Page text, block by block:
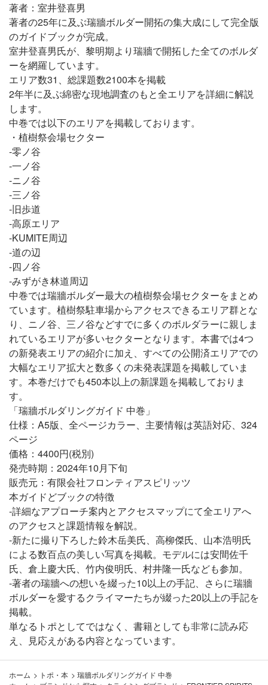
著者：室井登喜男
著者の25年に及ぶ瑞牆ボルダー開拓の集大成にして完全版
のガイドブックが完成。
室井登喜男氏が、黎明期より瑞牆で開拓した全てのボルダ
ーを網羅しています。
エリア数31、総課題数2100本を掲載
2年半に及ぶ綿密な現地調査のもと全エリアを詳細に解説
します。
中巻では以下のエリアを掲載しております。
・植樹祭会場セクター
-零ノ谷
-一ノ谷
-ニノ谷
-三ノ谷
-旧歩道
-高原エリア
-KUMITE周辺
-道の辺
-四ノ谷
-みずがき林道周辺
中巻では瑞牆ボルダー最大の植樹祭会場セクターをまとめ
ています。植樹祭駐車場からアクセスできるエリア群とな
り、ニノ谷、三ノ谷などすでに多くのボルダラーに親しま
れているエリアが多いセクターとなります。本書では4つ
の新発表エリアの紹介に加え、すべての公開済エリアでの
大幅なエリア拡大と数多くの未発表課題を掲載していま
す。本巻だけでも450本以上の新課題を掲載しておりま
す。
「瑞牆ボルダリングガイド 中巻」
仕様：A5版、全ページカラー、主要情報は英語対応、324
ページ
価格：4400円(税別)
発売時期：2024年10月下旬
販売元：有限会社フロンティアスピリッツ
本ガイドどブックの特徴
-詳細なアプローチ案内とアクセスマップにて全エリアへ
のアクセスと課題情報を解説。
-新たに撮り下ろした鈴木岳美氏、高柳傑氏、山本浩明氏
による数百点の美しい写真を掲載。モデルには安間佐千
氏、倉上慶大氏、竹内俊明氏、村井隆一氏なども参加。
-著者の瑞牆への想いを綴った10以上の手記、さらに瑞牆
ボルダーを愛するクライマーたちが綴った20以上の手記を
掲載。
単なるトポとしてではなく、書籍としても非常に読み応
え、見応えがある内容となっています。
ホーム > トポ・本 > 瑞牆ボルダリングガイド 中巻